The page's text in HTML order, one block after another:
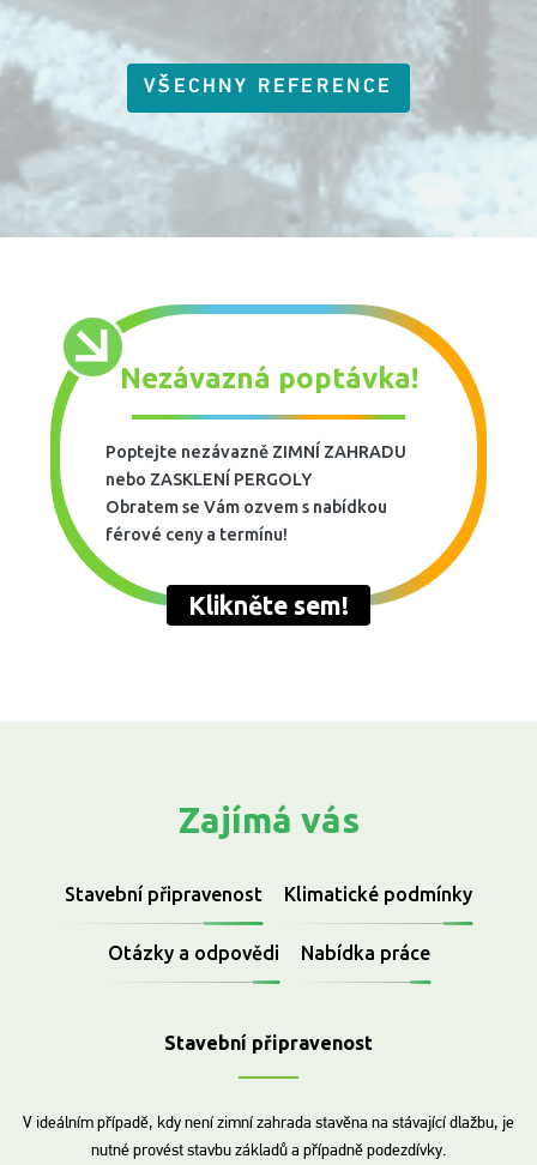
VŠECHNY REFERENCE
Nezávazná poptávka!
Poptejte nezávazně ZIMNÍ ZAHRADU
nebo ZASKLENÍ PERGOLY
Obratem se Vám ozvem s nabídkou
férové ceny a termínu!
Klikněte sem!
Zajímá vás
Stavební připravenost Klimatické podmínky
Otázky a odpovědi Nabídka práce
Stavební připravenost
V ideálním případě, kdy není zimní zahrada stavěna na stávající dlažbu, je
nutné provést stavbu základů a případně podezdívky.